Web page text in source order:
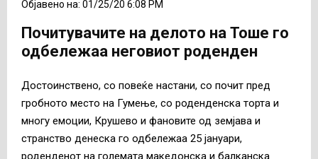
Објавено на: 01/25/20 6:08 PM
Почитувачите на делото на Тоше го
одбележаа неговиот роденден
Достоинствено, со повеќе настани, со почит пред
гробното место на Гумење, со роденденска торта и
многу емоции, Крушево и фановите од земјава и
странство денеска го одбележаа 25 јануари,
роденденот на големата македонска и балканска